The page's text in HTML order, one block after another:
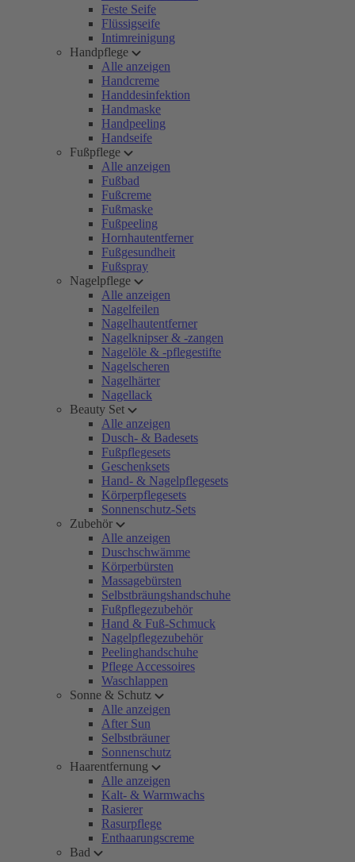
Feste Seife
Flüssigseife
Intimreinigung
Handpflege
Alle anzeigen
Handcreme
Handdesinfektion
Handmaske
Handpeeling
Handseife
Fußpflege
Alle anzeigen
Fußbad
Fußcreme
Fußmaske
Fußpeeling
Hornhautentferner
Fußgesundheit
Fußspray
Nagelpflege
Alle anzeigen
Nagelfeilen
Nagelhautentferner
Nagelknipser & -zangen
Nagelöle & -pflegestifte
Nagelscheren
Nagelhärter
Nagellack
Beauty Set
Alle anzeigen
Dusch- & Badesets
Fußpflegesets
Geschenksets
Hand- & Nagelpflegesets
Körperpflegesets
Sonnenschutz-Sets
Zubehör
Alle anzeigen
Duschschwämme
Körperbürsten
Massagebürsten
Selbstbräungshandschuhe
Fußpflegezubehör
Hand & Fuß-Schmuck
Nagelpflegezubehör
Peelinghandschuhe
Pflege Accessoires
Waschlappen
Sonne & Schutz
Alle anzeigen
After Sun
Selbstbräuner
Sonnenschutz
Haarentfernung
Alle anzeigen
Kalt- & Warmwachs
Rasierer
Rasurpflege
Enthaarungscreme
Bad